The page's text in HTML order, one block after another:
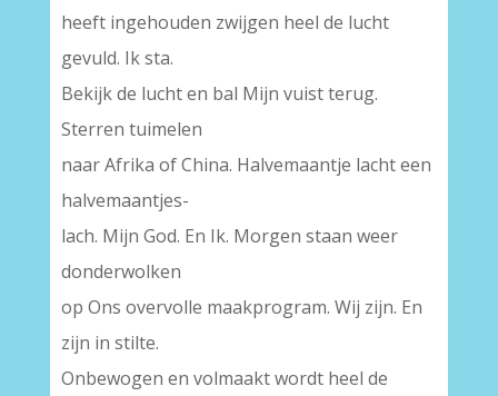
heeft ingehouden zwijgen heel de lucht
gevuld. Ik sta.
Bekijk de lucht en bal Mijn vuist terug.
Sterren tuimelen
naar Afrika of China. Halvemaantje lacht een
halvemaantjes-
lach. Mijn God. En Ik. Morgen staan weer
donderwolken
op Ons overvolle maakprogram. Wij zijn. En
zijn in stilte.
Onbewogen en volmaakt wordt heel de